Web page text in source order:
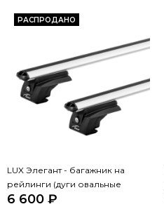
РАСПРОДАНО
LUX Элегант - багажник на
рейлинги (дуги овальные
серые, 1,2м)
6 600 ₽